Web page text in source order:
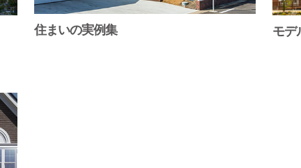
住まいの実例集 モデ